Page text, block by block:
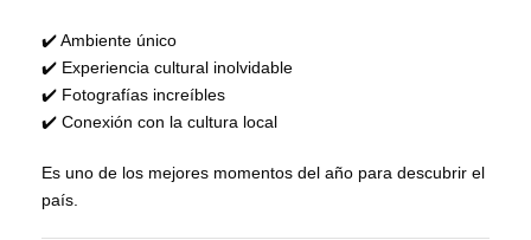
✔️ Ambiente único
✔️ Experiencia cultural inolvidable
✔️ Fotografías increíbles
✔️ Conexión con la cultura local
Es uno de los mejores momentos del año para descubrir el
país.